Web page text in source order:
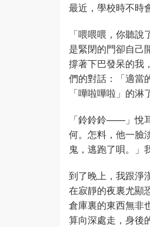
最近，學校時不時
「喂喂喂，你聽
是緊閉的門卻自己
撐著下巴發呆的我
們的對話：「適當
「嘩啦嘩啦」的淋
「鈴鈴鈴——」悅
何。怎料，他一臉
鬼，逃跑了唄。」
到了晚上，我跟淨
在寂靜的夜裏尤顯
倉庫裏的東西無非
算向深處走，身後